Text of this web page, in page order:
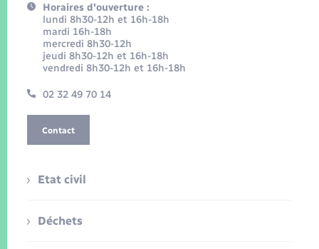
Horaires d'ouverture :
lundi 8h30-12h et 16h-18h
mardi 16h-18h
mercredi 8h30-12h
jeudi 8h30-12h et 16h-18h
vendredi 8h30-12h et 16h-18h
02 32 49 70 14
Contact
Etat civil
Déchets